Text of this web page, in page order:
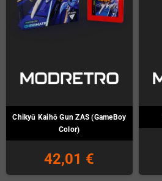
Chikyū Kaihō Gun ZAS (GameBoy
Color)
42,01 €